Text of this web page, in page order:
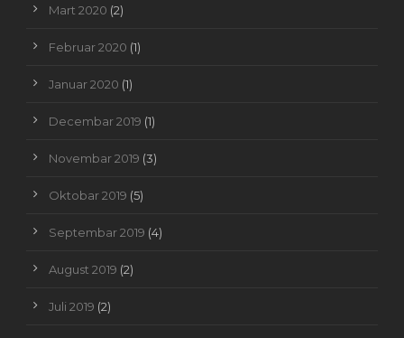
Mart 2020 (2)
Februar 2020 (1)
Januar 2020 (1)
Decembar 2019 (1)
Novembar 2019 (3)
Oktobar 2019 (5)
Septembar 2019 (4)
August 2019 (2)
Juli 2019 (2)